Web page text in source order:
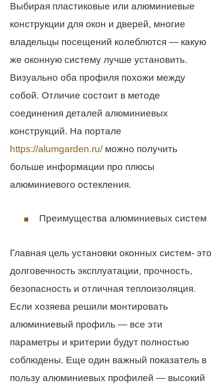
Выбирая пластиковые или алюминиевые
конструкции для окон и дверей, многие
владельцы посещений колеблются — какую
же оконную систему лучше установить.
Визуально оба профиля похожи между
собой. Отличие состоит в методе
соединения деталей алюминиевых
конструкций. На портале
https://alumgarden.ru/можно получить
больше информации про плюсы
алюминиевого остекления.
Преимущества алюминиевых систем
Главная цель установки оконных систем- это
долговечность эксплуатации, прочность,
безопасность и отличная теплоизоляция.
Если хозяева решили монтировать
алюминиевый профиль — все эти
параметры и критерии будут полностью
соблюдены. Еще один важный показатель в
пользу алюминиевых профилей — высокий